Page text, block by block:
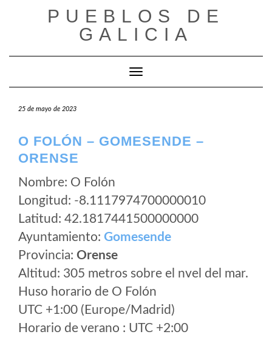
PUEBLOS DE
GALICIA
Cambiar modo de navegación
25 de mayo de 2023
O FOLÓN – GOMESENDE –
ORENSE
Nombre: O Folón
Longitud: -8.1117974700000010
Latitud: 42.1817441500000000
Ayuntamiento: Gomesende
Provincia: Orense
Altitud: 305 metros sobre el nvel del mar.
Huso horario de O Folón
UTC +1:00 (Europe/Madrid)
Horario de verano : UTC +2:00